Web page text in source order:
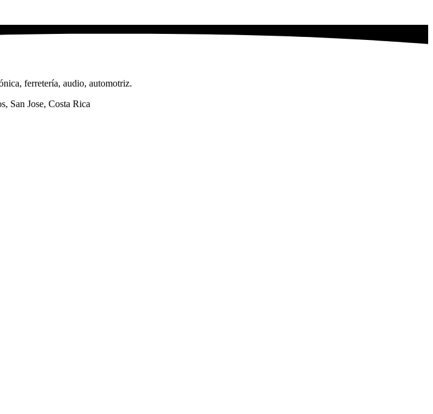
ferretería, audio, automotriz.
San Jose, Costa Rica